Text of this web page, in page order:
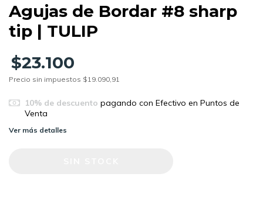
Agujas de Bordar #8 sharp
tip | TULIP
$23.100
Precio sin impuestos $19.090,91
10% de descuento pagando con Efectivo en Puntos de
Venta
Ver más detalles